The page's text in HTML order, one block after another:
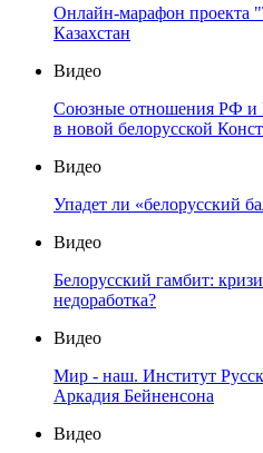
Онлайн-марафон проекта
Казахстан
Видео
Союзные отношения РФ и
в новой белорусской
Видео
Упадет ли «белорусский
Видео
Белорусский гамбит:
недоработка?
Видео
Мир - наш. Институт
Аркадия Бейненсона
Видео